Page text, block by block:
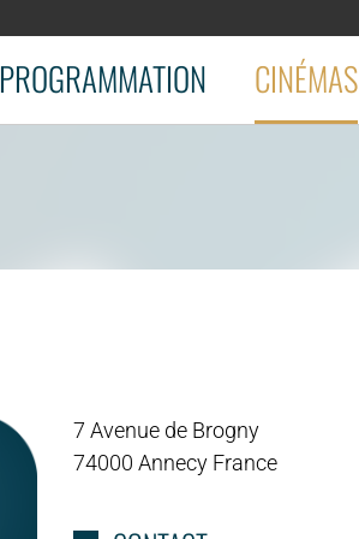
PROGRAMMATION CINÉMAS
7 Avenue de Brogny
74000 Annecy France